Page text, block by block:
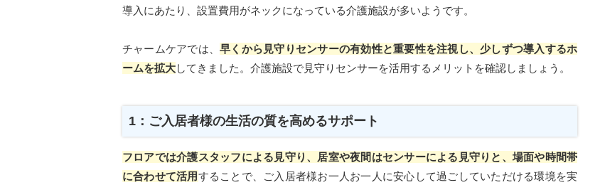
導入にあたり、設置費用がネックになっている介護施設が多いようです。
チャームケアでは、早くから見守りセンサーの有効性と重要性を注視し、少しずつ導入するホ
ームを拡大してきました。介護施設で見守りセンサーを活用するメリットを確認しましょう。
1：ご入居者様の生活の質を高めるサポート
フロアでは介護スタッフによる見守り、居室や夜間はセンサーによる見守りと、場面や時間帯
に合わせて活用することで、ご入居者様お一人お一人に安心して過ごしていただける環境を実